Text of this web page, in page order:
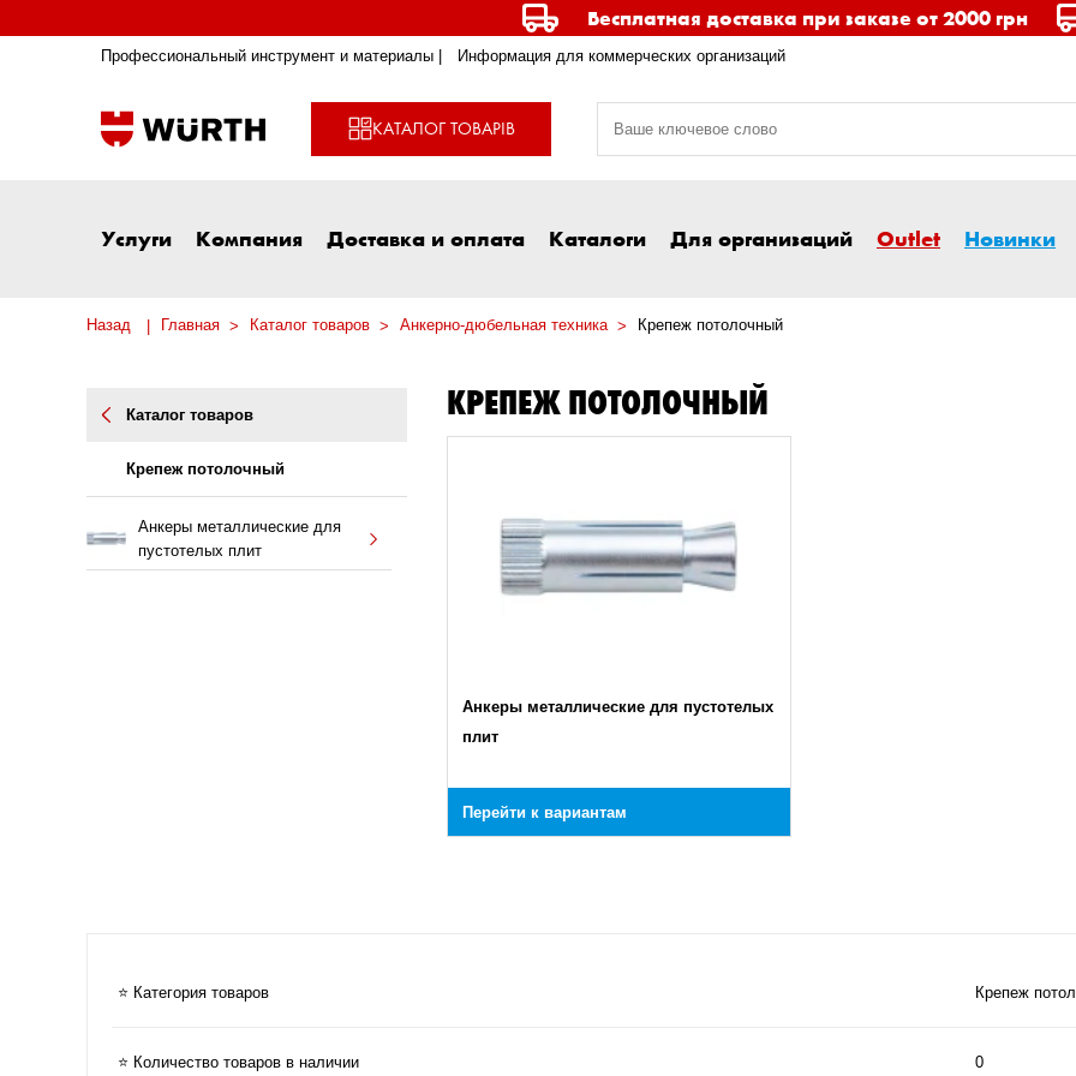
Бесплатная доставка при заказе от 2000 грн
Профессиональный инструмент и материалы | Информация для коммерческих организаций
КАТАЛОГ ТОВАРІВ
Услуги Компания Доставка и оплата Каталоги Для организаций Outlet Новинки
Назад Главная Каталог товаров Анкерно-дюбельная техника Крепеж потолочный
Каталог товаров
Крепеж потолочный
Анкеры металлические для
пустотелых плит
КРЕПЕЖ ПОТОЛОЧНЫЙ
Анкеры металлические для пустотелых
плит
Перейти к вариантам
⭐ Категория товаров Крепеж
⭐ Количество товаров в наличии 0